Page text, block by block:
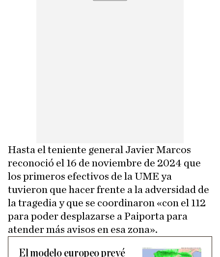
Hasta el teniente general Javier Marcos
reconoció el 16 de noviembre de 2024 que
los primeros efectivos de la UME ya
tuvieron que hacer frente a la adversidad de
la tragedia y que se coordinaron «con el 112
para poder desplazarse a Paiporta para
atender más avisos en esa zona».
El modelo europeo prevé